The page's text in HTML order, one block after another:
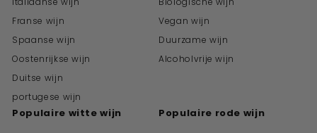
Franse wijn
Spaanse wijn
Oostenrijkse wijn
Duitse wijn
portugese wijn
Vegan wijn
Duurzame wijn
Alcoholvrije wijn
Populaire witte wijn Populaire rode wijn